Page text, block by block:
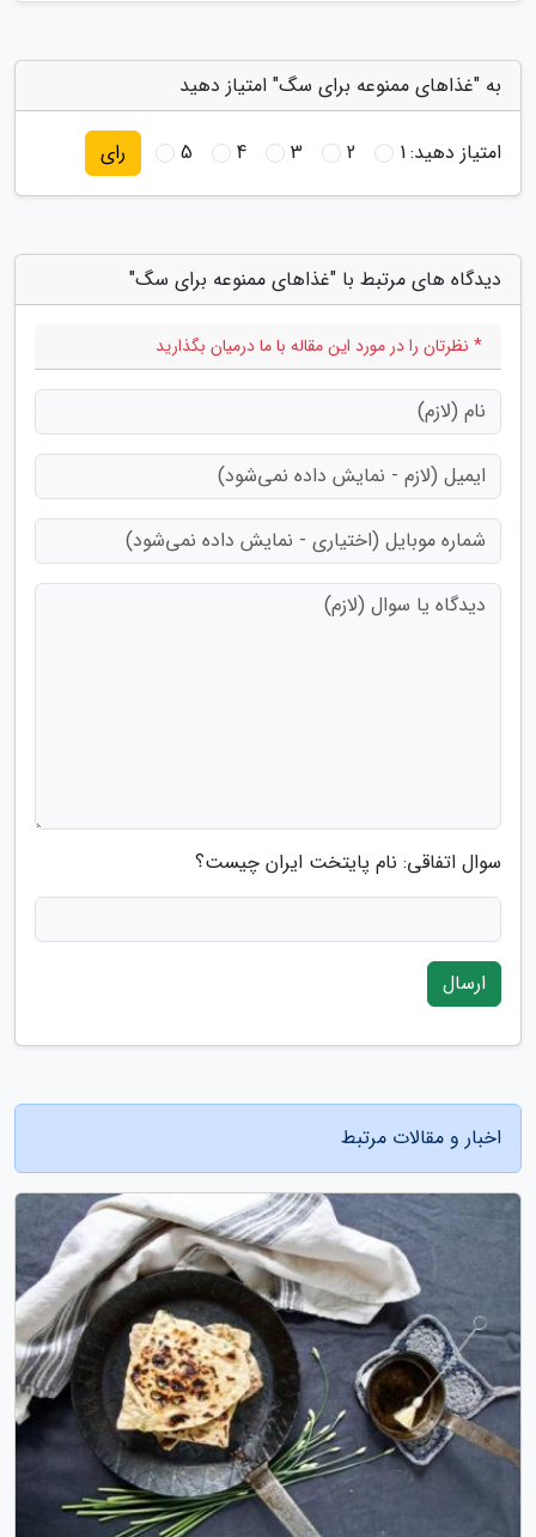
به "غذاهای ممنوعه برای سگ" امتیاز دهید
امتیاز دهید:1
2
3
4
5 رای
دیدگاه های مرتبط با "غذاهای ممنوعه برای سگ"
* نظرتان را در مورد این مقاله با ما درمیان بگذارید
سوال اتفاقی: نام پایتخت ایران چیست؟
ارسال
اخبار و مقالات مرتبط